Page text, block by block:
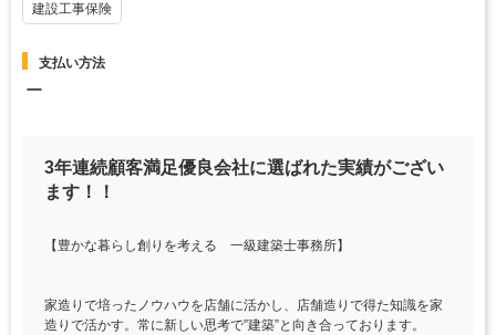
建設工事保険
支払い方法
ー
3年連続顧客満足優良会社に選ばれた実績がござい
ます！！
【豊かな暮らし創りを考える 一級建築士事務所】
家造りで培ったノウハウを店舗に活かし、店舗造りで得た知識を家
造りで活かす。常に新しい思考で”建築”と向き合っております。